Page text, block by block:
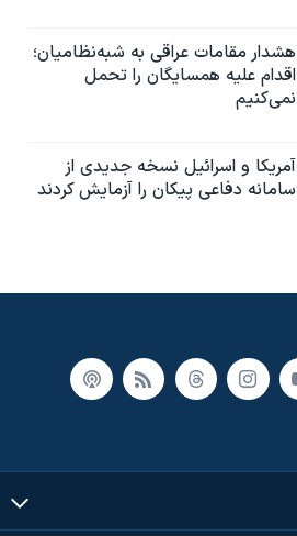
هشدار مقامات عراقی به شبه‌نظامیان؛
اقدام علیه همسایگان را تحمل
نمی‌کنیم
آمریکا و اسرائیل نسخه جدیدی از
سامانه دفاعی پیکان را آزمایش کردند